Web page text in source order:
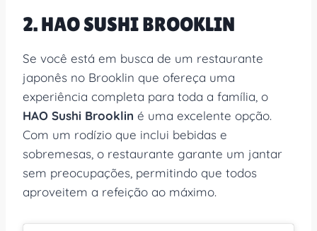
2. HAO SUSHI BROOKLIN
Se você está em busca de um restaurante
japonês no Brooklin que ofereça uma
experiência completa para toda a família, o
HAO Sushi Brooklin é uma excelente opção.
Com um rodízio que inclui bebidas e
sobremesas, o restaurante garante um jantar
sem preocupações, permitindo que todos
aproveitem a refeição ao máximo.